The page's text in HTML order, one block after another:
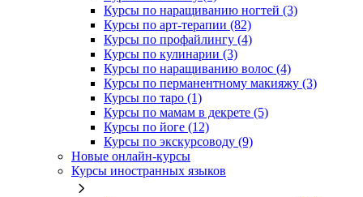
Курсы по наращиванию ногтей (3)
Курсы по арт-терапии (82)
Курсы по профайлингу (4)
Курсы по кулинарии (3)
Курсы по наращиванию волос (4)
Курсы по перманентному макияжу (3)
Курсы по таро (1)
Курсы по мамам в декрете (5)
Курсы по йоге (12)
Курсы по экскурсоводу (9)
Новые онлайн‑курсы
Курсы иностранных языков